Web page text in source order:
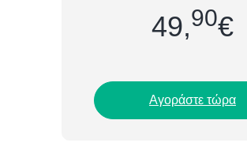
και κομψή...
49,90€
Αγοράστε τώρα